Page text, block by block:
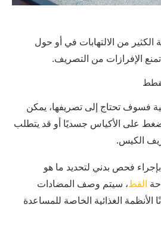
من الالتهابات في أو حول
الإفرازات من التصريف.
فسوف تحتاج إلى تصريفها، يمكن
على الأكياس جسديًا أو قد يتطلب
الكيس.
فحص بدني لتحديد ما هو
القط، سيتم وصف المضادات
الأنظمة الغذائية الخاصة للمساعدة